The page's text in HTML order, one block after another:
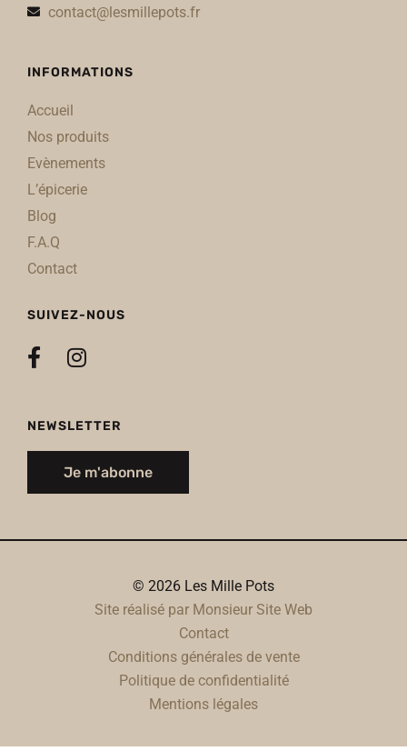
contact@lesmillepots.fr
INFORMATIONS
Accueil
Nos produits
Evènements
L’épicerie
Blog
F.A.Q
Contact
SUIVEZ-NOUS
NEWSLETTER
Je m'abonne
© 2026 Les Mille Pots
Site réalisé par Monsieur Site Web
Contact
Conditions générales de vente
Politique de confidentialité
Mentions légales